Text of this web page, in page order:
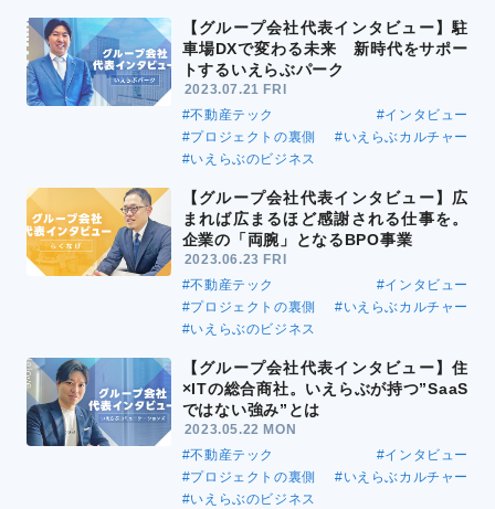
【グループ会社代表インタビュー】駐
車場DXで変わる未来 新時代をサポー
トするいえらぶパーク
2023.07.21 FRI
#不動産テック
#インタビュー
#プロジェクトの裏側
#いえらぶカルチャー
#いえらぶのビジネス
【グループ会社代表インタビュー】広
まれば広まるほど感謝される仕事を。
企業の「両腕」となるBPO事業
2023.06.23 FRI
#不動産テック
#インタビュー
#プロジェクトの裏側
#いえらぶカルチャー
#いえらぶのビジネス
【グループ会社代表インタビュー】住
×ITの総合商社。いえらぶが持つ”SaaS
ではない強み”とは
2023.05.22 MON
#不動産テック
#インタビュー
#プロジェクトの裏側
#いえらぶカルチャー
#いえらぶのビジネス